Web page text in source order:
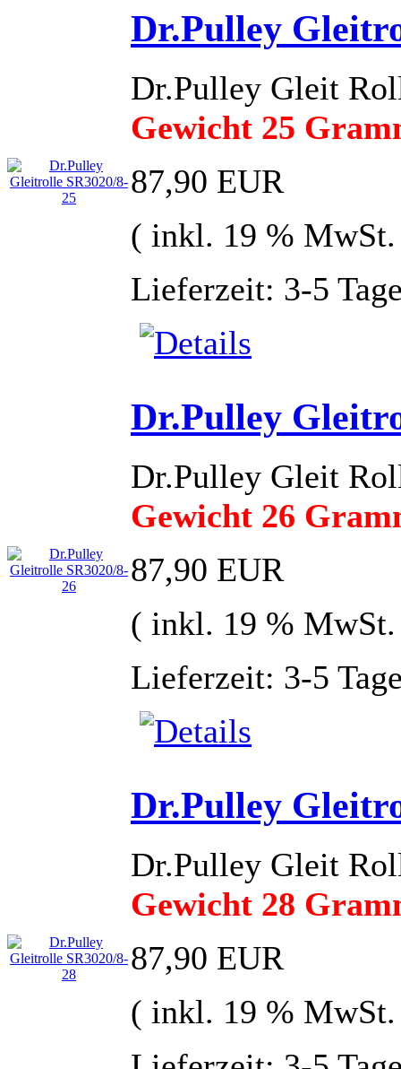
Dr.Pulley
Dr.Pulley Gleit
Gewicht 25
87,90 EUR
( inkl. 19 %
Lieferzeit: 3-5
Dr.Pulley
Dr.Pulley Gleit
Gewicht 26
87,90 EUR
( inkl. 19 %
Lieferzeit: 3-5
Dr.Pulley
Dr.Pulley Gleit
Gewicht 28
87,90 EUR
( inkl. 19 %